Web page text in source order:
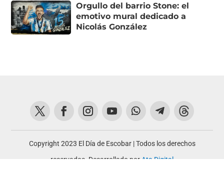
Orgullo del barrio Stone: el
emotivo mural dedicado a
Nicolás González
Copyright 2023 El Día de Escobar | Todos los derechos
reservados. Desarrollado por Ata Digital